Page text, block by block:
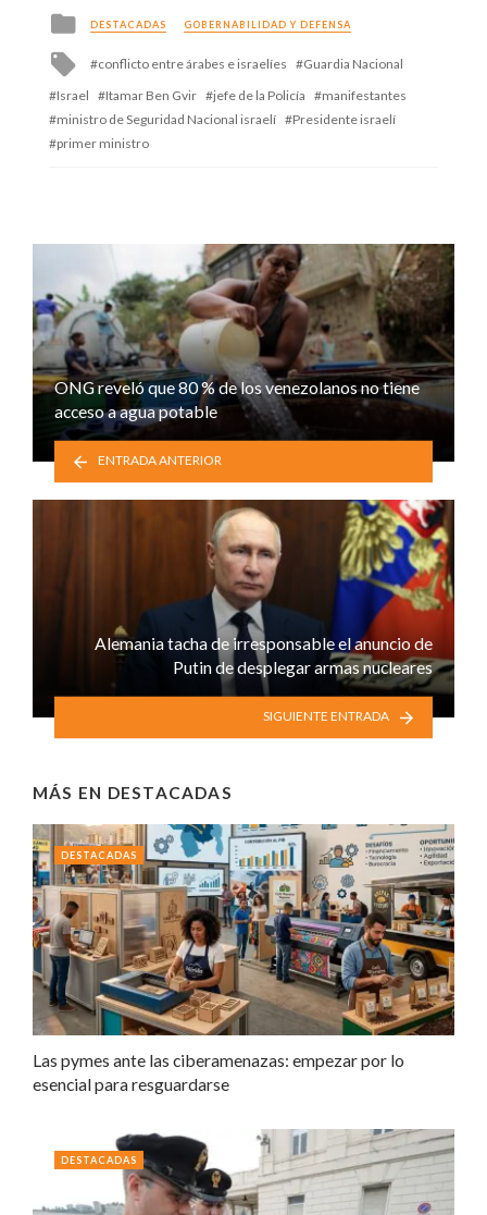
Posted
in
DESTACADAS GOBERNABILIDAD Y DEFENSA
Tagged
conflicto entre árabes e israelíes
Guardia Nacional
Israel
Itamar Ben Gvir jefe de la Policía
manifestantes
ministro de Seguridad Nacional israelí
Presidente israelí
primer ministro
ONG reveló que 80 % de los venezolanos no tiene
acceso a agua potable
ENTRADA ANTERIOR
Alemania tacha de irresponsable el anuncio de
Putin de desplegar armas nucleares
SIGUIENTE ENTRADA
MÁS EN DESTACADAS
Las pymes ante las ciberamenazas: empezar por lo
esencial para resguardarse
DESTACADAS
DESTACADAS